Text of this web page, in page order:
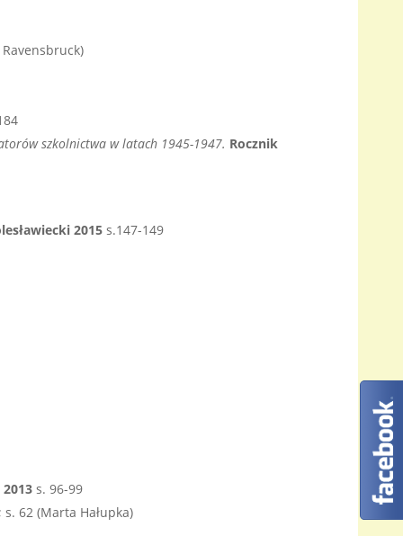
szkolnictwa w latach 1945-1947. Rocznik
2015 s.147-149
s. 96-99
62 (Marta Hałupka)